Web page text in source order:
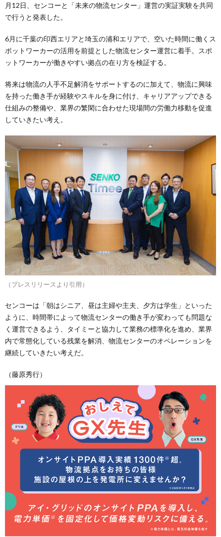
月12日、センコーと「未来の物流センター」運営の実証実験を共同
で行うと発表した。
6月に千葉の印西エリアと埼玉の浦和エリアで、空いた時間に働くス
ポットワーカーの活用を前提とした物流センター運営に着手。スポ
ットワーカーが働きやすい拠点の在り方を検証する。
将来は物流の人手不足解消をサポートするのに加えて、物流に興味
を持った働き手が経験やスキルを身に付け、キャリアアップできる
仕組みの整備や、業界の繁閑に合わせた現場間の労働力移動を促進
していきたい考え。
（プレスリリースより引用）
センコーは「朝はシニア、昼は主婦や主夫、夕方は学生」といった
ように、時間帯によって物流センターの働き手が変わっても問題な
く運営できるよう、タイミーと協力して業務の標準化を進め、業界
内で常態化している残業を解消、物流センターのオペレーションを
継続していきたい考えだ。
（藤原秀行）